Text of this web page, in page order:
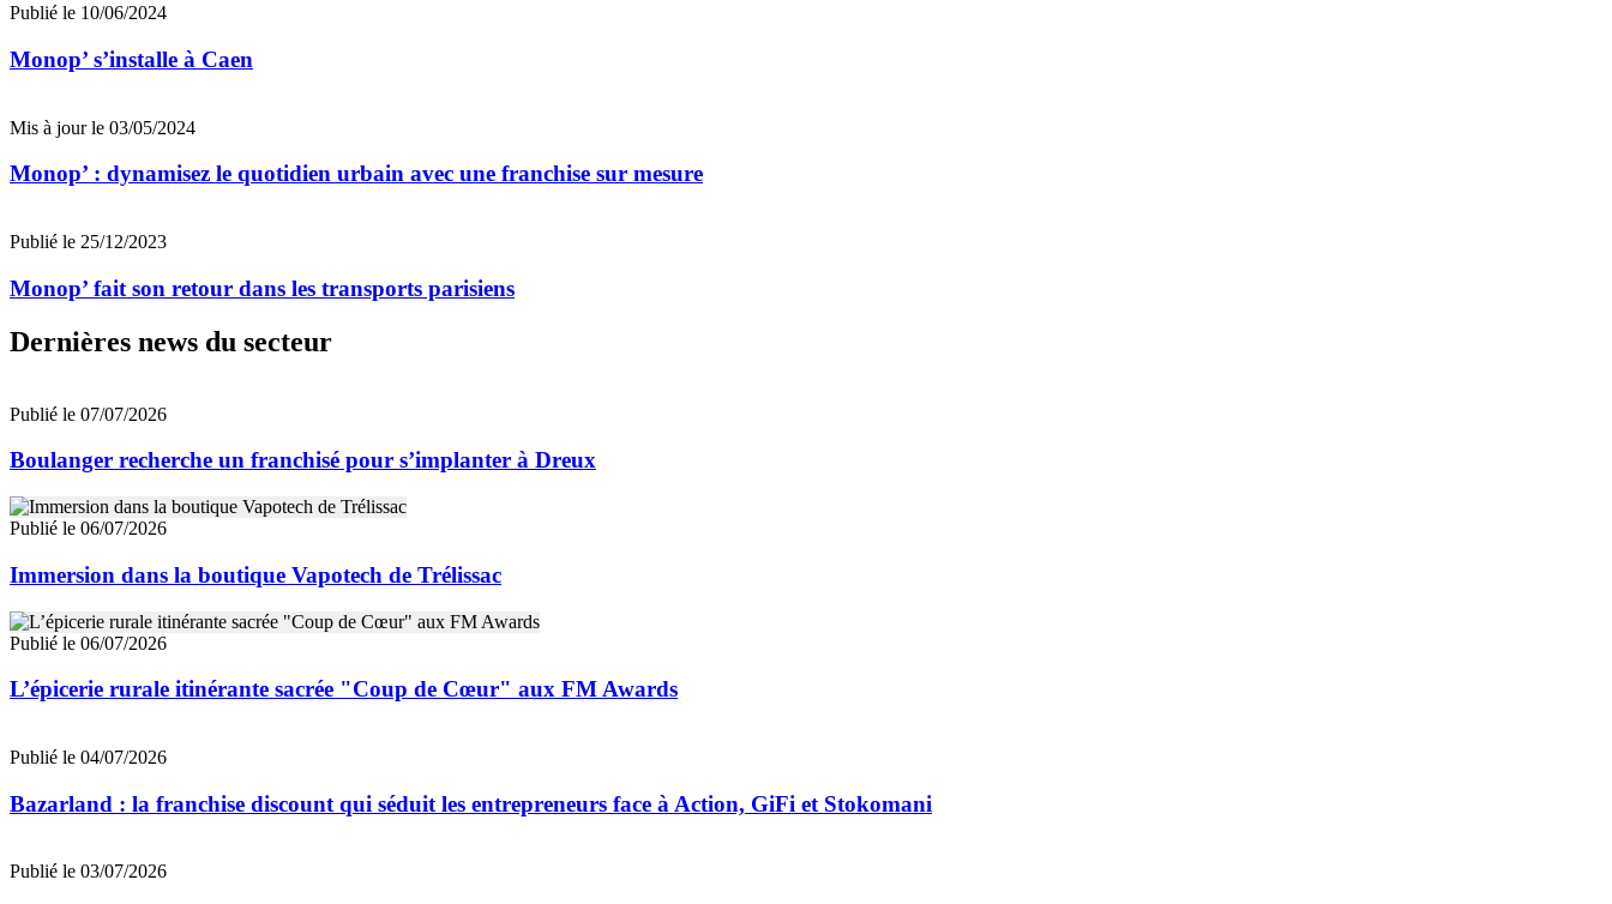
Publié le 10/06/2024
Monop’ s’installe à Caen
Mis à jour le 03/05/2024
Monop’ : dynamisez le quotidien urbain avec une franchise sur mesure
Publié le 25/12/2023
Monop’ fait son retour dans les transports parisiens
Dernières news du secteur
Publié le 07/07/2026
Boulanger recherche un franchisé pour s’implanter à Dreux
Publié le 06/07/2026
Immersion dans la boutique Vapotech de Trélissac
Publié le 06/07/2026
L’épicerie rurale itinérante sacrée "Coup de Cœur" aux FM Awards
Publié le 04/07/2026
Bazarland : la franchise discount qui séduit les entrepreneurs face à Action, GiFi et Stokomani
Publié le 03/07/2026